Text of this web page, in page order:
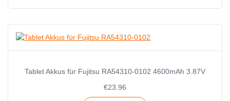
Tablet Akkus für Fujitsu RA54310-0102 4600mAh 3.87V
€23.96